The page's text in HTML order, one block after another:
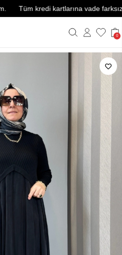
Tüm kredi kartlarına vade farksız 3
0